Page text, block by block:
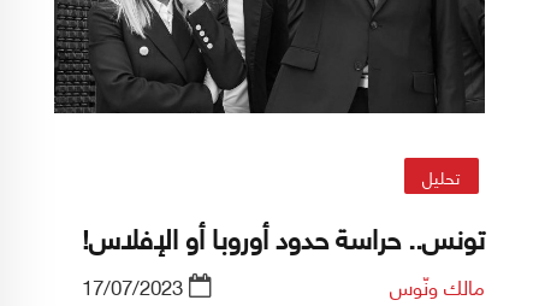
تحليل
تونس.. حراسة حدود أوروبا أو الإفلاس!
مالك ونّوس 17/07/2023